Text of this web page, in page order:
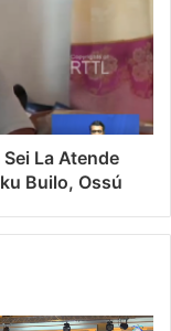
La Atende
Builo, Ossú